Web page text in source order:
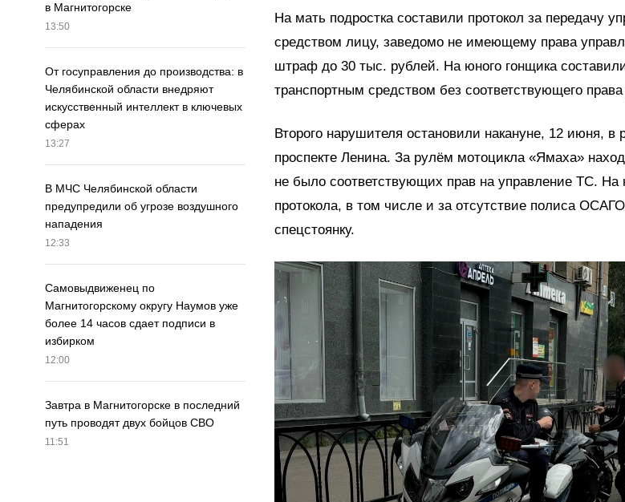
в Магнитогорске
13:50
От госуправления до производства: в
Челябинской области внедряют
искусственный интеллект в ключевых
сферах
13:27
В МЧС Челябинской области
предупредили об угрозе воздушного
нападения
12:33
Самовыдвиженец по
Магнитогорскому округу Наумов уже
более 14 часов сдает подписи в
избирком
12:00
Завтра в Магнитогорске в последний
путь проводят двух бойцов СВО
11:51
На мать подростка составили протокол за передачу
средством лицу, заведомо не имеющему права
штраф до 30 тыс. рублей. На юного гонщика
транспортным средством без соответствующего
Второго нарушителя остановили накануне, 12 июня,
проспекте Ленина. За рулём мотоцикла «Ямаха»
не было соответствующих прав на управление ТС. На
протокола, в том числе и за отсутствие полиса
спецстоянку.